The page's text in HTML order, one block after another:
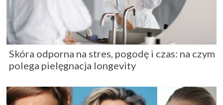
Skóra odporna na stres, pogodę i czas: na czym
polega pielęgnacja longevity